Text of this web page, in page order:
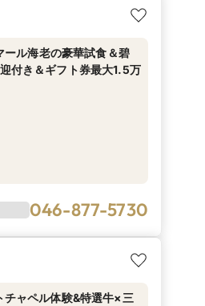
ル海老の豪華試食＆碧
付き＆ギフト券最大1.5万
046-877-5730
チャペル体験&特選牛×三